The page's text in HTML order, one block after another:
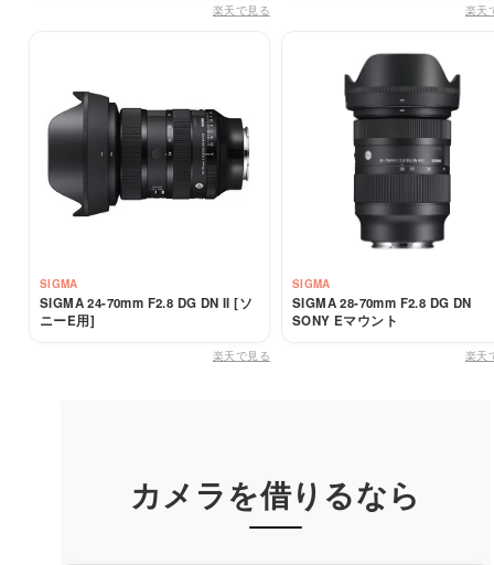
楽天で見る 楽天
SIGMA
SIGMA 24-70mm F2.8 DG DN II [ソ
ニーE用]
楽天で見る
SIGMA
SIGMA 28-70mm F2.8 DG DN
SONY Eマウント
楽天
カメラを借りるなら